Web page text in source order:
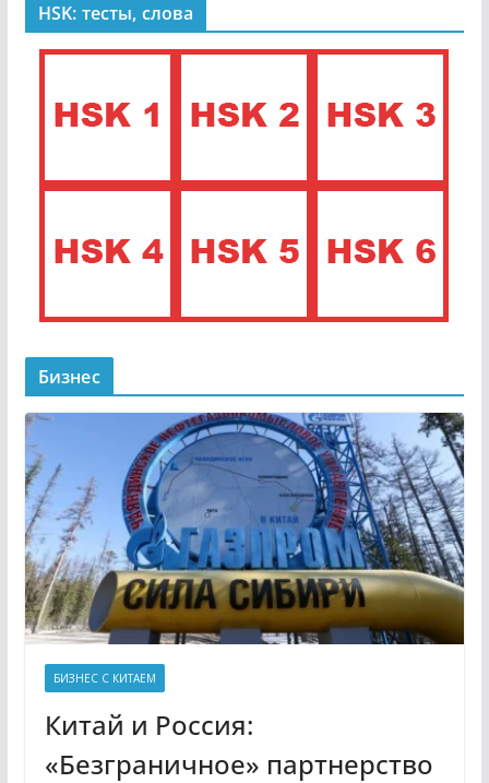
HSK: тесты, слова
Бизнес
БИЗНЕС С КИТАЕМ
Китай и Россия:
«Безграничное» партнерство